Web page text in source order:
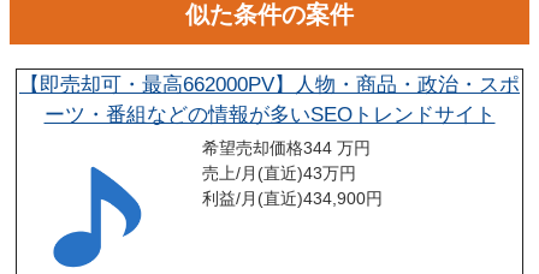
似た条件の案件
【即売却可・最高662000PV】人物・商品・政治・スポ
ーツ・番組などの情報が多いSEOトレンドサイト
希望売却価格344 万円
売上/月(直近)43万円
利益/月(直近)434,900円